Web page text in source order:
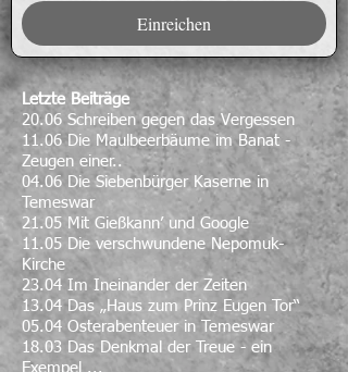
Einreichen
Letzte Beiträge
20.06 Schreiben gegen das Vergessen
11.06 Die Maulbeerbäume im Banat -
Zeugen einer..
04.06 Die Siebenbürger Kaserne in
Temeswar
21.05 Mit Gießkann’ und Google
11.05 Die verschwundene Nepomuk-
Kirche
23.04 Im Ineinander der Zeiten
13.04 Das „Haus zum Prinz Eugen Tor“
05.04 Osterabenteuer in Temeswar
18.03 Das Denkmal der Treue - ein
Exempel ...